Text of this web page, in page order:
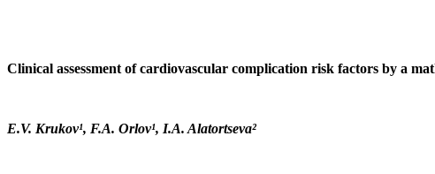
Clinical assessment of cardiovascular complication risk factors by a
E.V. Krukov¹, F.A. Orlov¹, I.A. Alatortseva²